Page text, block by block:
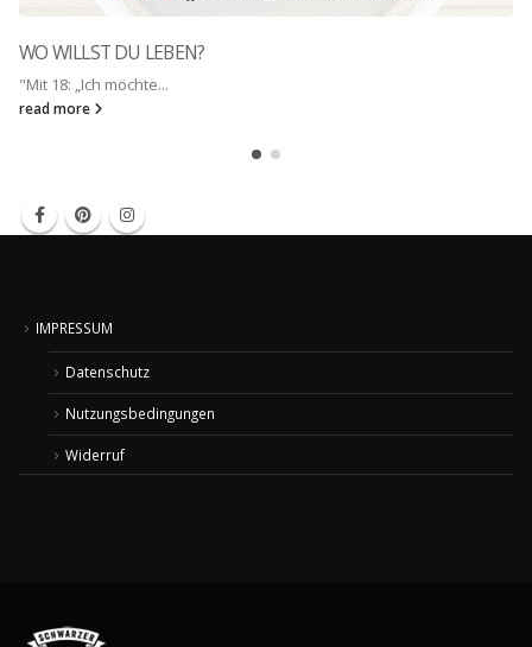
ANGST VORM TANKEN
Studie enthüllt: Üb...
read more
IMPRESSUM
Datenschutz
Nutzungsbedingungen
Widerruf